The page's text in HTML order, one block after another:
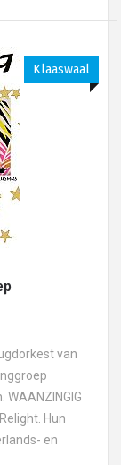
Klaaswaal
van
WAANZINGIG
Hun
en